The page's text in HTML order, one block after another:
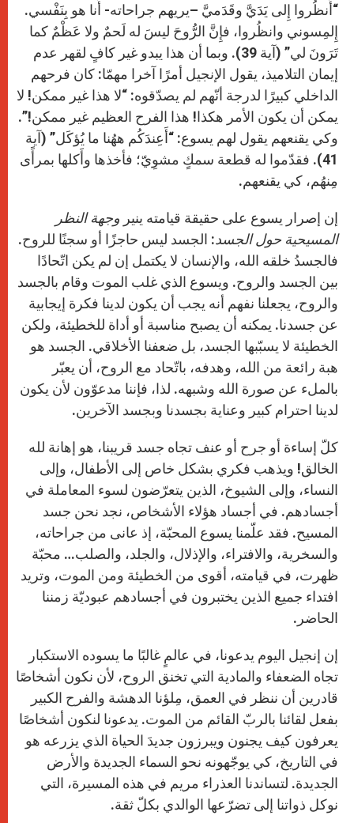
“أُنظُروا إِلى يَدَيَّ وقَدَميَّ –يريهم جراحاته- أَنا هو بِنَفْسي.
إِلمِسوني وانظُروا، فإِنَّ الرُّوحَ ليسَ له لَحمٌ ولا عَظْمٌ كما
تَرَونَ لي” (آية 39). وبما أن هذا يبدو غير كافٍ لقهر عدم
إيمان التلاميذ، يقول الإنجيل أمرًا آخرا مهمّا: كان فرحهم
الداخلي كبيرًا لدرجة أنّهم لم يصدّقوه: “لا هذا غير ممكن! لا
يمكن أن يكون الأمر هكذا! هذا الفرح العظيم غير ممكن!”.
وكي يقنعهم يقول لهم يسوع: “أَعِندَكُم ههُنا ما يُؤكَل” (آية
41). فقدّموا له قطعة سمكٍ مشوِيّ؛ فأخذها وأَكلها بمرأًى
مِنهُم، كي يقنعهم.
إن إصرار يسوع على حقيقة قيامته ينير وجهة النظر
المسيحية حول الجسد: الجسد ليس حاجزًا أو سجنًا للروح.
فالجسدُ خلقه الله، والإنسان لا يكتمل إن لم يكن اتّحادًا
بين الجسد والروح. ويسوع الذي غلب الموت وقام بالجسد
والروح، يجعلنا نفهم أنه يجب أن يكون لدينا فكرة إيجابية
عن جسدنا. يمكنه أن يصبح مناسبة أو أداة للخطيئة، ولكن
الخطيئة لا يسبّبها الجسد، بل ضعفنا الأخلاقي. الجسد هو
هبة رائعة من الله، وهدفه، باتّحاد مع الروح، أن يعبّر
بالملء عن صورة الله وشبهه. لذا، فإننا مدعوّون لأن يكون
لدينا احترام كبير وعناية بجسدنا وبجسد الآخرين.
كلّ إساءة أو جرح أو عنف تجاه جسد قريبنا، هو إهانة لله
الخالق! ويذهب فكري بشكل خاص إلى الأطفال، وإلى
النساء، وإلى الشيوخ، الذين يتعرّضون لسوء المعاملة في
أجسادهم. في أجساد هؤلاء الأشخاص، نجد نحن جسد
المسيح. فقد علّمنا يسوع المحبّة، إذ عانى من جراحاته،
والسخرية، والافتراء، والإذلال، والجلد، والصلب… محبّة
ظهرت، في قيامته، أقوى من الخطيئة ومن الموت، وتريد
افتداء جميع الذين يختبرون في أجسادهم عبوديّة زمننا
الحاضر.
إن إنجيل اليوم يدعونا، في عالمٍ غالبًا ما يسوده الاستكبار
تجاه الضعفاء والمادية التي تخنق الروح، لأن نكون أشخاصًا
قادرين أن ننظر في العمق، مِلؤنا الدهشة والفرح الكبير
بفعل لقائنا بالربّ القائم من الموت. يدعونا لنكون أشخاصًا
يعرفون كيف يجنون ويبرزون جديدَ الحياة الذي يزرعه هو
في التاريخ، كي يوجّهونه نحو السماء الجديدة والأرض
الجديدة. لتساندنا العذراء مريم في هذه المسيرة، التي
نوكل ذواتنا إلى تضرّعها الوالدي بكلّ ثقة.